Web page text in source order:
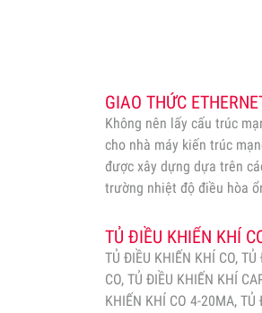
GIAO THỨC
Không nên lấy cấu trúc
cho nhà máy kiến trúc
được xây dựng dựa trên
trường nhiệt độ điều hòa
TỦ ĐIỀU KHIỂN KHÍ
TỦ ĐIỀU KHIẾN KHÍ CO,
CO, TỦ ĐIỀU KHIẾN KHÍ
KHIẾN KHÍ CO 4-20MA, TỦ